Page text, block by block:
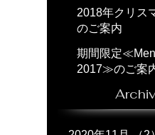
2018年クリス
のご案内
期間限定
2017≫のご案